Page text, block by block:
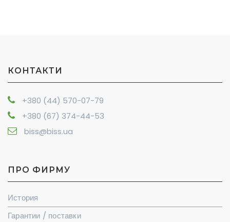
КОНТАКТИ
+380 (44) 570-07-79
+380 (67) 374-44-53
biss@biss.ua
ПРО ФИРМУ
История
Гарантии / поставки